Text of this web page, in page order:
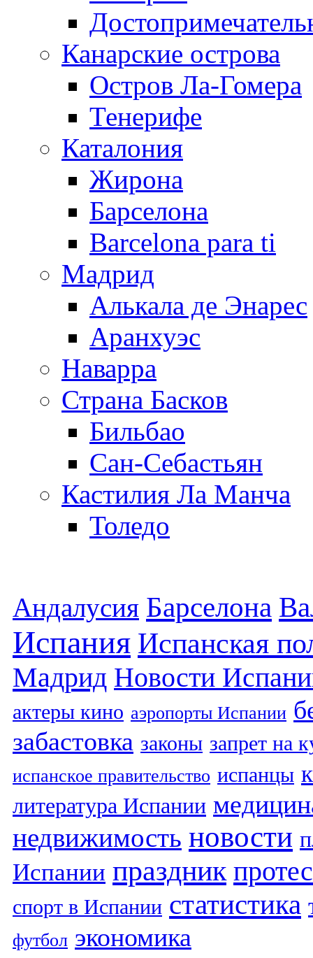
Канарские острова
Остров Ла-Гомера
Тенерифе
Каталония
Жирона
Барселона
Barcelona para ti
Мадрид
Алькала де Энарес
Аранхуэс
Наварра
Страна Басков
Бильбао
Сан-Себастьян
Кастилия Ла Манча
Толедо
Андалусия Барселона
Испания Испанская
Мадрид Новости
актеры кино аэропорты Испании
забастовка законы запрет на
испанское правительство испанцы
литература Испании
недвижимость новости
Испании праздник
спорт в Испании статистика
футбол экономика